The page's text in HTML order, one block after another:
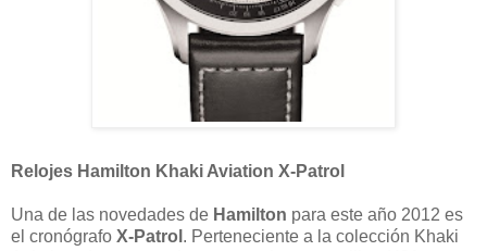
Relojes Hamilton Khaki Aviation X-Patrol
Una de las novedades de Hamilton para este año 2012 es
el cronógrafo X-Patrol . Perteneciente a la colección Khaki